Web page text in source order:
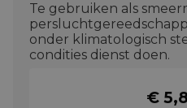
Te gebruiken als
onder klimatologisch
condities dienst doen.
€